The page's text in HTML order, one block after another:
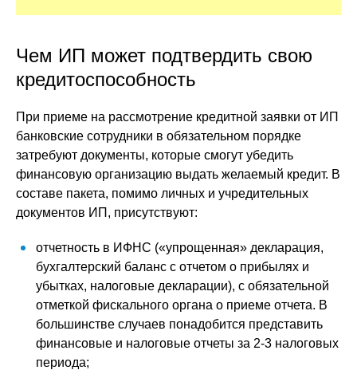
Чем ИП может подтвердить свою
кредитоспособность
При приеме на рассмотрение кредитной заявки от ИП
банковские сотрудники в обязательном порядке
затребуют документы, которые смогут убедить
финансовую организацию выдать желаемый кредит. В
составе пакета, помимо личных и учредительных
документов ИП, присутствуют:
отчетность в ИФНС («упрощенная» декларация,
бухгалтерский баланс с отчетом о прибылях и
убытках, налоговые декларации), с обязательной
отметкой фискального органа о приеме отчета. В
большинстве случаев понадобится представить
финансовые и налоговые отчеты за 2-3 налоговых
периода;